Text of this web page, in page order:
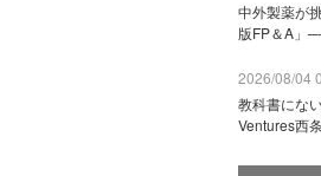
中外製薬が
版FP＆A」
2026/08/04
教科書にな
Ventures西